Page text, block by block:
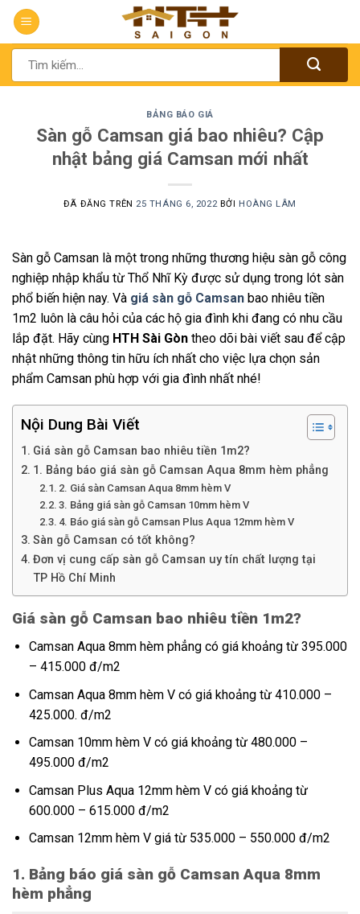
Chuyển
đến
nộiTìm
kiếm:
BẢNG BÁO GIÁ
Sàn gỗ Camsan giá bao nhiêu? Cập
nhật bảng giá Camsan mới nhất
ĐÃ ĐĂNG TRÊN 25 THÁNG 6, 2022 BỞI HOÀNG LÂM
Sàn gỗ Camsan là một trong những thương hiệu sàn gỗ công
nghiệp nhập khẩu từ Thổ Nhĩ Kỳ được sử dụng trong lót sàn
phổ biến hiện nay. Và giá sàn gỗ Camsan bao nhiêu tiền
1m2 luôn là câu hỏi của các hộ gia đình khi đang có nhu cầu
lắp đặt. Hãy cùng HTH Sài Gòn theo dõi bài viết sau để cập
nhật những thông tin hữu ích nhất cho việc lựa chọn sản
phẩm Camsan phù hợp với gia đình nhất nhé!
Nội Dung Bài Viết
Giá sàn gỗ Camsan bao nhiêu tiền 1m2?
1. Bảng báo giá sàn gỗ Camsan Aqua 8mm hèm phẳng
2. Giá sàn Camsan Aqua 8mm hèm V
3. Bảng giá sàn gỗ Camsan 10mm hèm V
4. Báo giá sàn gỗ Camsan Plus Aqua 12mm hèm V
Sàn gỗ Camsan có tốt không?
Đơn vị cung cấp sàn gỗ Camsan uy tín chất lượng tại
TP Hồ Chí Minh
Giá sàn gỗ Camsan bao nhiêu tiền 1m2?
Camsan Aqua 8mm hèm phẳng có giá khoảng từ 395.000
– 415.000 đ/m2
Camsan Aqua 8mm hèm V có giá khoảng từ 410.000 –
425.000. đ/m2
Camsan 10mm hèm V có giá khoảng từ 480.000 –
495.000 đ/m2
Camsan Plus Aqua 12mm hèm V có giá khoảng từ
600.000 – 615.000 đ/m2
Camsan 12mm hèm V giá từ 535.000 – 550.000 đ/m2
1. Bảng báo giá sàn gỗ Camsan Aqua 8mm
hèm phẳng